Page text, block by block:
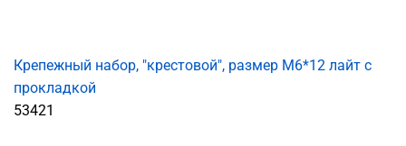
Крепежный набор, "крестовой", размер M6*12 лайт с
прокладкой
53421